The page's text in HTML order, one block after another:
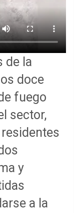
de la
doce
fuego
sector,
y
a la